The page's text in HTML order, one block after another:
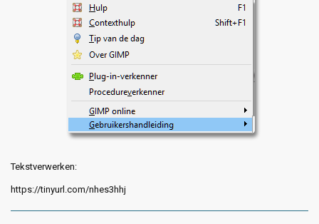
Tekstverwerken:
https://tinyurl.com/nhes3hhj